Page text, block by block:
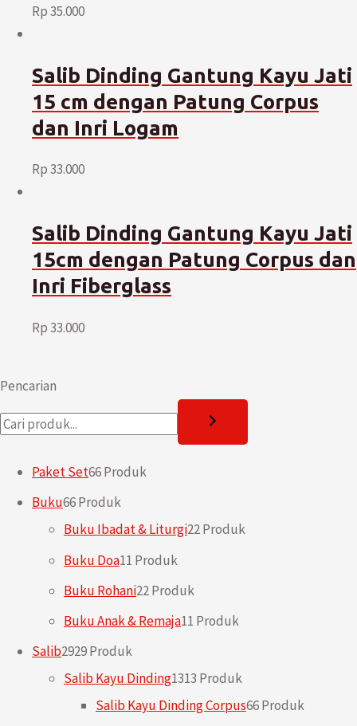
Pencarian
Paket Set66 Produk
Buku66 Produk
Buku Ibadat & Liturgi22 Produk
Buku Doa11 Produk
Buku Rohani22 Produk
Buku Anak & Remaja11 Produk
Salib2929 Produk
Salib Kayu Dinding1313 Produk
Salib Kayu Dinding Corpus66 Produk
Rp35.000
Salib Dinding Gantung Kayu Jati
15 cm dengan Patung Corpus
dan Inri Logam
Rp33.000
Salib Dinding Gantung Kayu Jati
15cm dengan Patung Corpus dan
Inri Fiberglass
Rp33.000